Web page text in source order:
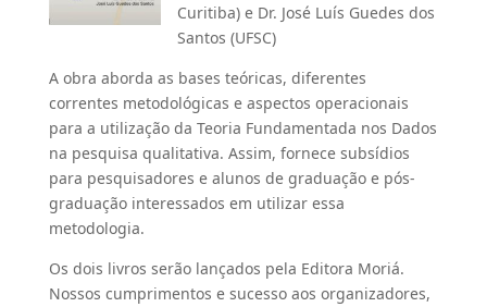
Curitiba) e Dr. José Luís Guedes dos
Santos (UFSC)
A obra aborda as bases teóricas, diferentes
correntes metodológicas e aspectos operacionais
para a utilização da Teoria Fundamentada nos Dados
na pesquisa qualitativa. Assim, fornece subsídios
para pesquisadores e alunos de graduação e pós-
graduação interessados em utilizar essa
metodologia.
Os dois livros serão lançados pela Editora Moriá.
Nossos cumprimentos e sucesso aos organizadores,